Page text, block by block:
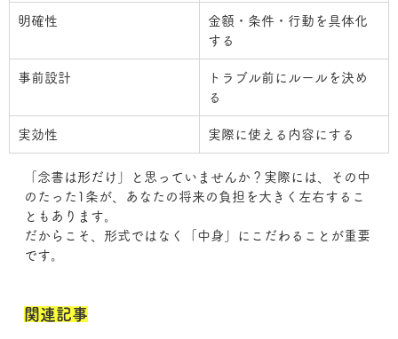
明確性
金額・条件・行動を具体化
する
事前設計
トラブル前にルールを決め
る
実効性 実際に使える内容にする
「念書は形だけ」と思っていませんか？実際には、その中
のたった1条が、あなたの将来の負担を大きく左右するこ
ともあります。
だからこそ、形式ではなく「中身」にこだわることが重要
です。
関連記事